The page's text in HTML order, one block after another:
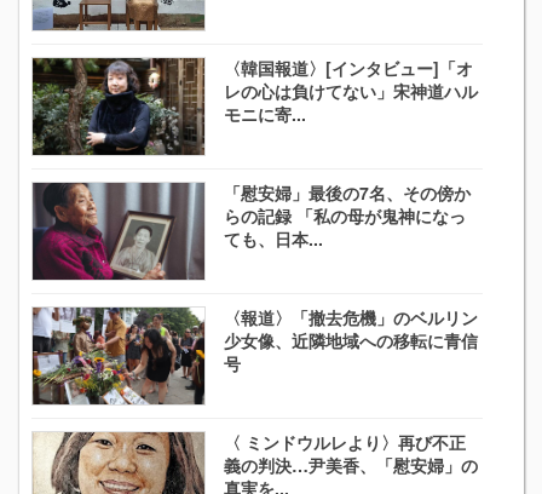
〈韓国報道〉[インタビュー]「オ
レの心は負けてない」宋神道ハル
モニに寄...
「慰安婦」最後の7名、その傍か
らの記録 「私の母が鬼神になっ
ても、日本...
〈報道〉「撤去危機」のベルリン
少女像、近隣地域への移転に青信
号
〈 ミンドウルレより〉再び不正
義の判決…尹美香、「慰安婦」の
真実を...